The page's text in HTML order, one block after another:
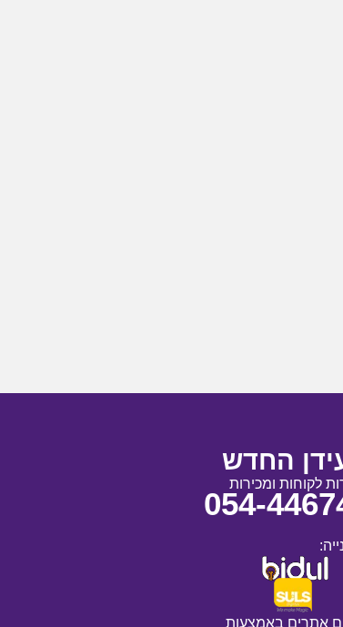
החדש
לקוחות ומכירות
054-
אתרים באמצעות